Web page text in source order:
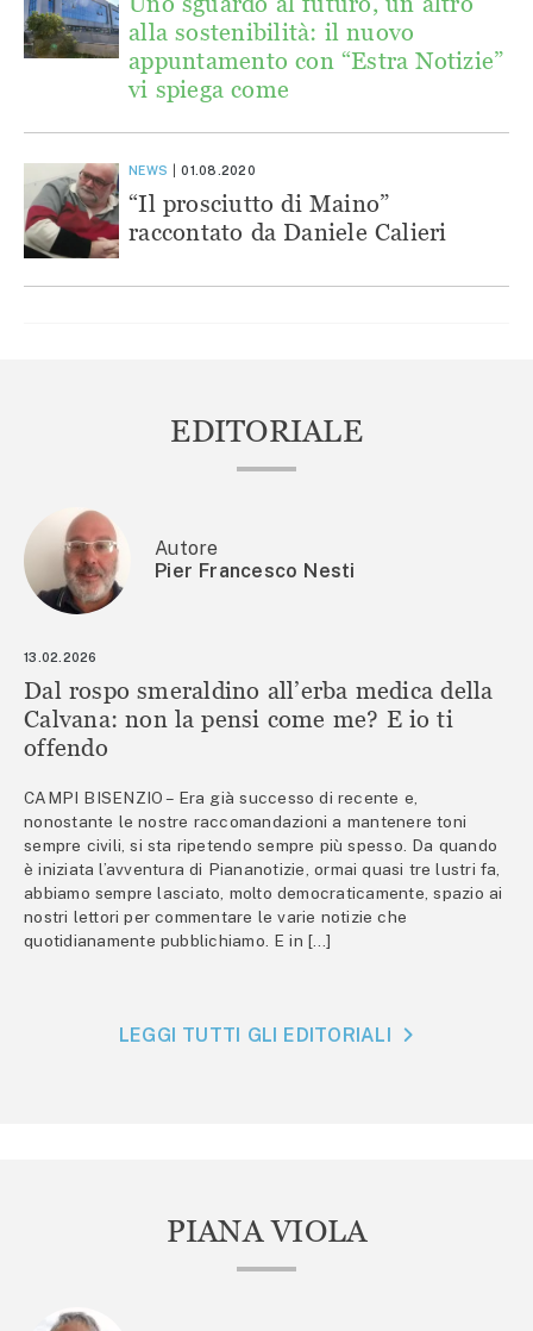
alla sostenibilità: il nuovo
appuntamento con “Estra Notizie”
vi spiega come
NEWS 01.08.2020
“Il prosciutto di Maino”
raccontato da Daniele Calieri
EDITORIALE
Autore
Pier Francesco Nesti
13.02.2026
Dal rospo smeraldino all’erba medica della
Calvana: non la pensi come me? E io ti
offendo
CAMPI BISENZIO – Era già successo di recente e,
nonostante le nostre raccomandazioni a mantenere toni
sempre civili, si sta ripetendo sempre più spesso. Da quando
è iniziata l’avventura di Piananotizie, ormai quasi tre lustri fa,
abbiamo sempre lasciato, molto democraticamente, spazio ai
nostri lettori per commentare le varie notizie che
quotidianamente pubblichiamo. E in […]
LEGGI TUTTI GLI EDITORIALI
PIANA VIOLA